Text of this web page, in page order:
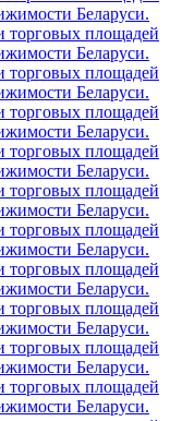
Беларуси.
торговых площадей
Беларуси.
торговых площадей
Беларуси.
торговых площадей
Беларуси.
торговых площадей
Беларуси.
торговых площадей
Беларуси.
торговых площадей
Беларуси.
торговых площадей
Беларуси.
торговых площадей
Беларуси.
торговых площадей
Беларуси.
торговых площадей
Беларуси.